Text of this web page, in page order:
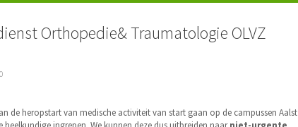
Orthopedie& Traumatologie OLVZ
de heropstart van medische activiteit van start gaan op de campussen Aalst